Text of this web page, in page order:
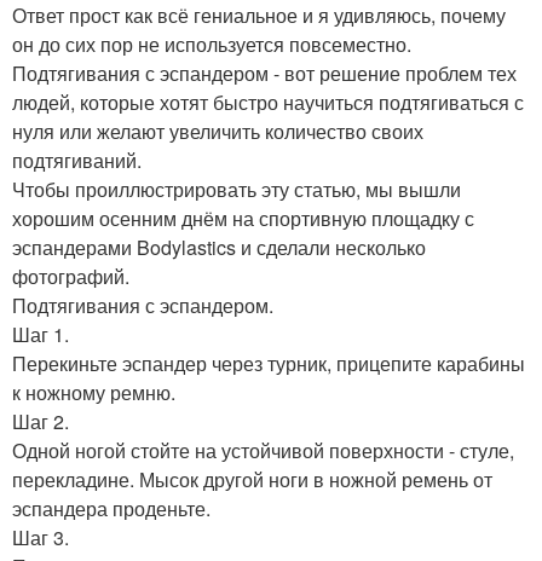
Ответ прост как всё гениальное и я удивляюсь, почему
он до сих пор не используется повсеместно.
Подтягивания с эспандером - вот решение проблем тех
людей, которые хотят быстро научиться подтягиваться с
нуля или желают увеличить количество своих
подтягиваний.
Чтобы проиллюстрировать эту статью, мы вышли
хорошим осенним днём на спортивную площадку с
эспандерами Bodylastics и сделали несколько
фотографий.
Подтягивания с эспандером.
Шаг 1.
Перекиньте эспандер через турник, прицепите карабины
к ножному ремню.
Шаг 2.
Одной ногой стойте на устойчивой поверхности - стуле,
перекладине. Мысок другой ноги в ножной ремень от
эспандера проденьте.
Шаг 3.